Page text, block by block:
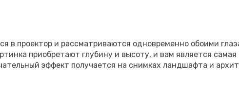
в про­ек­тор и рас­смат­ри­ва­ют­ся од­но­вре­мен­но обо­и­ми
при­об­ре­та­ют глу­би­ну и вы­со­ту, и вам яв­ля­ет­ся
эф­фект по­лу­ча­ет­ся на сним­ках ланд­шаф­та и